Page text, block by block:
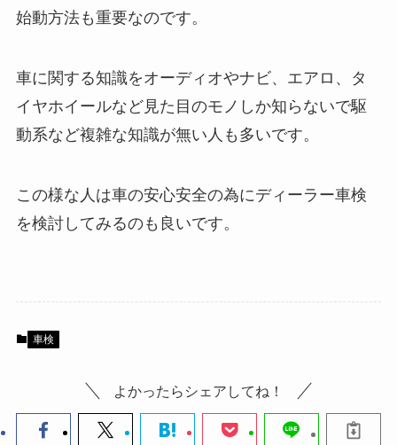
始動方法も重要なのです。
車に関する知識をオーディオやナビ、エアロ、タ
イヤホイールなど見た目のモノしか知らないで駆
動系など複雑な知識が無い人も多いです。
この様な人は車の安心安全の為にディーラー車検
を検討してみるのも良いです。
車検
よかったらシェアしてね！